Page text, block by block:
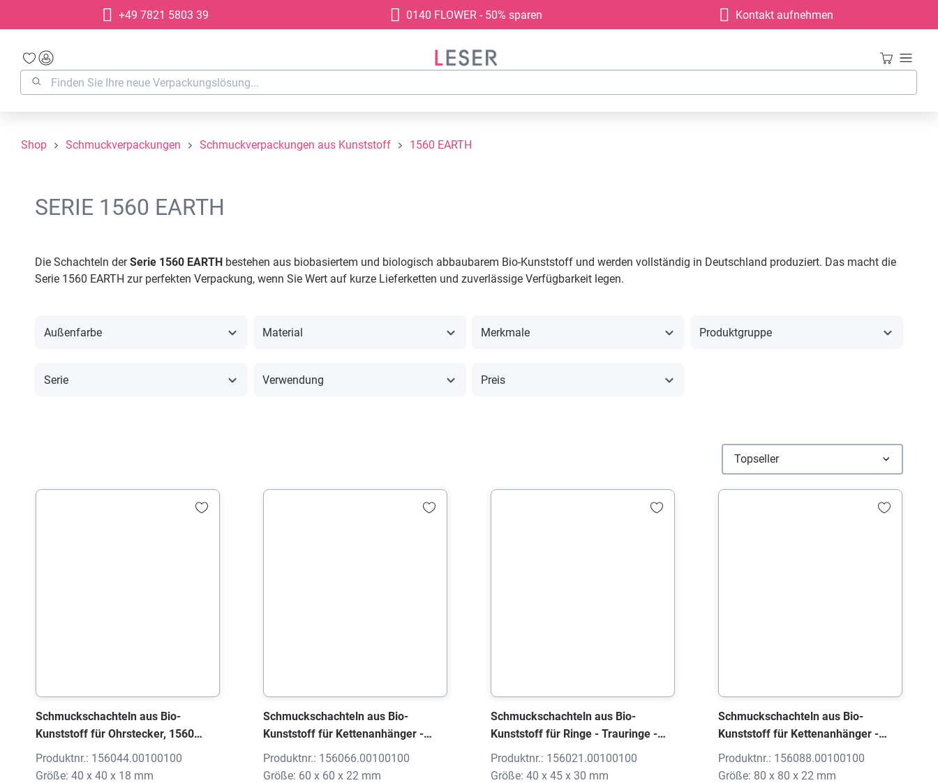
Zur Hauptnavigation springen
+49 7821 5803 39 0140 FLOWER - 50% sparen Kontakt aufnehmen
Shop Schmuckverpackungen Schmuckverpackungen aus Kunststoff 1560 EARTH
SERIE 1560 EARTH
Die Schachteln derSerie 1560 EARTH bestehen aus biobasiertem und biologisch abbaubarem Bio-Kunststoff und werden vollständig in Deutschland produziert. Das macht die
Serie 1560 EARTH zur perfekten Verpackung, wenn Sie Wert auf kurze Lieferketten und zuverlässige Verfügbarkeit legen.
Außenfarbe Material Merkmale Produktgruppe
Serie Verwendung Preis
Schmuckschachteln aus Bio-
Kunststoff für Ohrstecker, 1560
EARTH schwarz, 40x40x18 mm,
ohne Druck
Produktnr.: 156044.00100100
Größe: 40 x 40 x 18 mm
Schmuckschachteln aus Bio-
Kunststoff für Kettenanhänger -
Ohrringe, 1560 EARTH schwarz,
60x60x22 mm, ohne Druck
Produktnr.: 156066.00100100
Größe: 60 x 60 x 22 mm
Schmuckschachteln aus Bio-
Kunststoff für Ringe - Trauringe -
Ohrstecker, 1560 EARTH schwarz,
40x45x30 mm, ohne Druck
Produktnr.: 156021.00100100
Größe: 40 x 45 x 30 mm
Schmuckschachteln aus Bio-
Kunststoff für Kettenanhänger -
Ohrringe - Set, 1560 EARTH
schwarz, 80x80x22 mm, ohne Druck
Produktnr.: 156088.00100100
Größe: 80 x 80 x 22 mm